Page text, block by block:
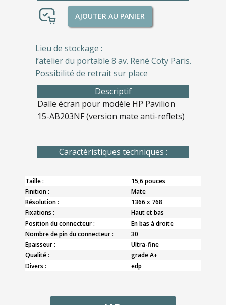
AJOUTER AU PANIER
Lieu de stockage :
l’atelier du portable 8 av. René Coty Paris.
Possibilité de retrait sur place
Descriptif
Dalle écran pour modèle HP Pavilion
15-AB203NF (version mate anti-reflets)
Caractèristiques techniques :
Taille :
15,6 pouces
Finition :
Mate
Résolution :
1366 x 768
Fixations :
Haut et bas
Position du connecteur :
En bas à droite
Nombre de pin du connecteur :
30
Epaisseur :
Ultra-fine
Qualité :
grade A+
Divers :
edp